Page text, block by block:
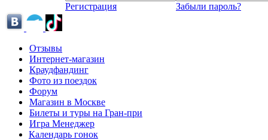
Регистрация
Забыли пароль?
Отзывы
Интернет-магазин
Краудфандинг
Фото из поездок
Форум
Магазин в Москве
Билеты и туры на Гран-при
Игра Менеджер
Календарь гонок